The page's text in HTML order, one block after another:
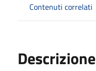
Contenuti correlati
Descrizione